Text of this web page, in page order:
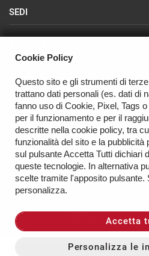
SEDI
Sede di Olgiate Olona (USATO)
Sede di Varese (NISSAN - USATO)
OFFICINA
Contatti
Copyright © 2026 Busto Motor
Leggi l'informativa sulla privacy
Sito creato da:
Cookie Policy
Questo sito e gli strumenti di
trattano dati personali (es. dati di
fanno uso di Cookie, Pixel, Tags
per il funzionamento e per il
descritte nella cookie policy, tra
funzionalità del sito e la
sul pulsante Accetta Tutti dichiari
queste tecnologie. In alternativa
scelte tramite l'apposito pulsante.
personalizza.
Accetta
Personalizza le